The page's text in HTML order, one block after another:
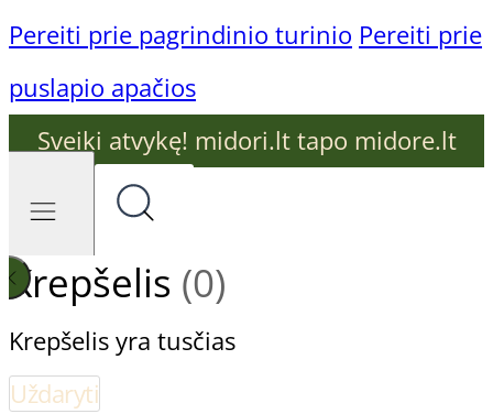
Pereiti prie pagrindinio turinio Pereiti prie
puslapio apačios
Sveiki atvykę! midori.lt tapo midore.lt
Krepšelis (0)
Krepšelis yra tusčias
Uždaryti